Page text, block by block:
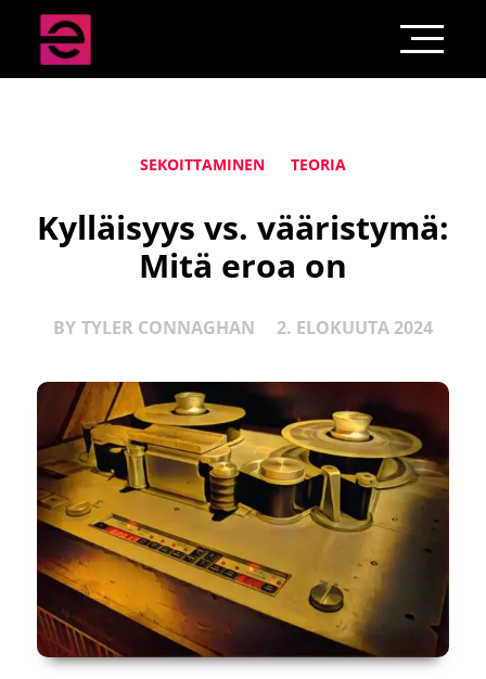
SEKOITTAMINEN TEORIA
Kylläisyys vs. vääristymä:
Mitä eroa on
BY TYLER CONNAGHAN 2. ELOKUUTA 2024